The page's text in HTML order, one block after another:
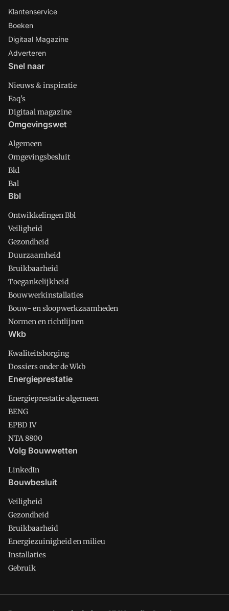
Klantenservice
Boeken
Digitaal Magazine
Adverteren
Snel naar
Nieuws & inspiratie
Faq's
Digitaal magazine
Omgevingswet
Algemeen
Omgevingsbesluit
Bkl
Bal
Bbl
Ontwikkelingen Bbl
Veiligheid
Gezondheid
Duurzaamheid
Bruikbaarheid
Toegankelijkheid
Bouwwerkinstallaties
Bouw- en sloopwerkzaamheden
Normen en richtlijnen
Wkb
Kwaliteitsborging
Dossiers onder de Wkb
Energieprestatie
Energieprestatie algemeen
BENG
EPBD IV
NTA 8800
Volg Bouwwetten
LinkedIn
Bouwbesluit
Veiligheid
Gezondheid
Bruikbaarheid
Energiezuinigheid en milieu
Installaties
Gebruik